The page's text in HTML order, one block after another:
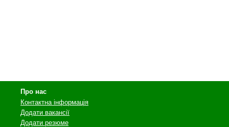
Про нас
Контактна інформація
Додати вакансії
Додати резюме